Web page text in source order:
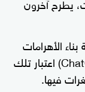
الأهرامات
على الذكاء الاصطناعي، رفض برنامج (ChatGPT) اعتبار تلك
فيها.